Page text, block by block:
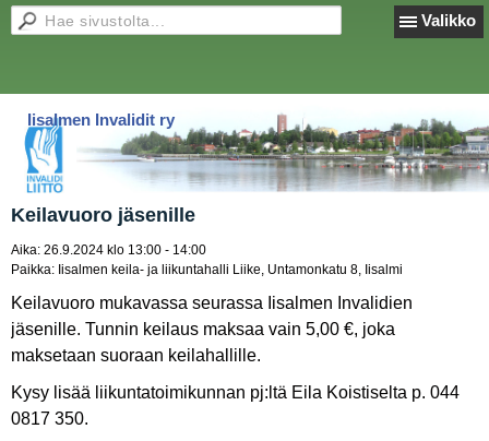
Valikko
Iisalmen Invalidit ry
Keilavuoro jäsenille
Aika: 26.9.2024 klo 13:00 - 14:00
Paikka: Iisalmen keila- ja liikuntahalli Liike, Untamonkatu 8, Iisalmi
Keilavuoro mukavassa seurassa Iisalmen Invalidien
jäsenille. Tunnin keilaus maksaa vain 5,00 €, joka
maksetaan suoraan keilahallille.
Kysy lisää liikuntatoimikunnan pj:ltä Eila Koistiselta p. 044
0817 350.